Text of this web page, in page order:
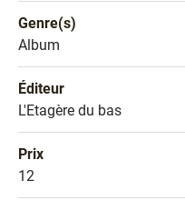
Genre(s)
Genre littéraire
Album
Éditeur
Éditeur
L'Etagère du bas
Prix
Prix
12